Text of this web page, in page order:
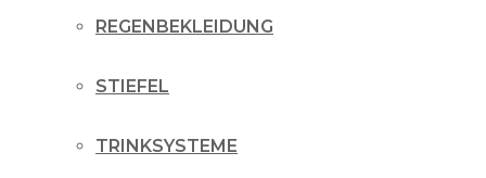
REGENBEKLEIDUNG
STIEFEL
TRINKSYSTEME